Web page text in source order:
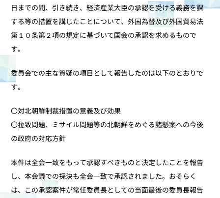
日までの間、引き続き、経済産業大臣の承認を受ける義務を課
する等の措置を講じたことについて、外国為替及び外国貿易法
第１０条第２項の規定に基づいて国会の承認を求めるもので
す。
委員会での主な質疑の項目として報告したのは以下のとおりで
す。
〇対北朝鮮制裁措置の意義及び効果
〇拉致問題、ミサイル問題等の北朝鮮をめぐる諸懸案への今後
の政府の対応方針
本件は全会一致をもって承認すべきものと決定したことを報告
し、本会議での採決も全会一致で承認されました。おそらく
は、この承認案件が常任委員長としての当面最後の委員長報告